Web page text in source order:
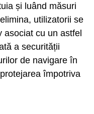
și luând măsuri
utilizatorii se
asociat cu un astfel
a securității
de navigare în
împotriva